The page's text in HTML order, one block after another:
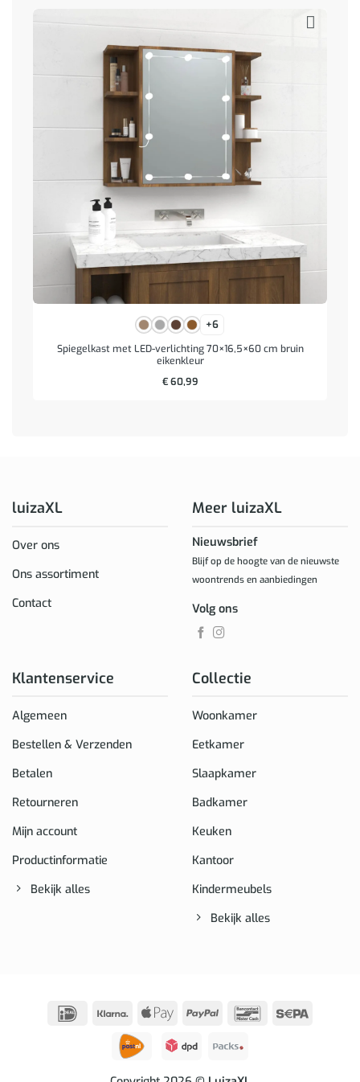
+6
Spiegelkast met LED-verlichting 70×16,5×60 cm bruin
eikenkleur
€60,99
luizaXL
Over ons
Ons assortiment
Contact
Klantenservice
Algemeen
Bestellen & Verzenden
Betalen
Retourneren
Mijn account
Productinformatie
Bekijk alles
Collectie
Woonkamer
Eetkamer
Slaapkamer
Badkamer
Keuken
Kantoor
Kindermeubels
Bekijk alles
Meer luizaXL
Nieuwsbrief
Blijf op de hoogte van de nieuwste
woontrends en aanbiedingen
Volg ons
IDeal Klarna
Apple
PayPal Bancontact